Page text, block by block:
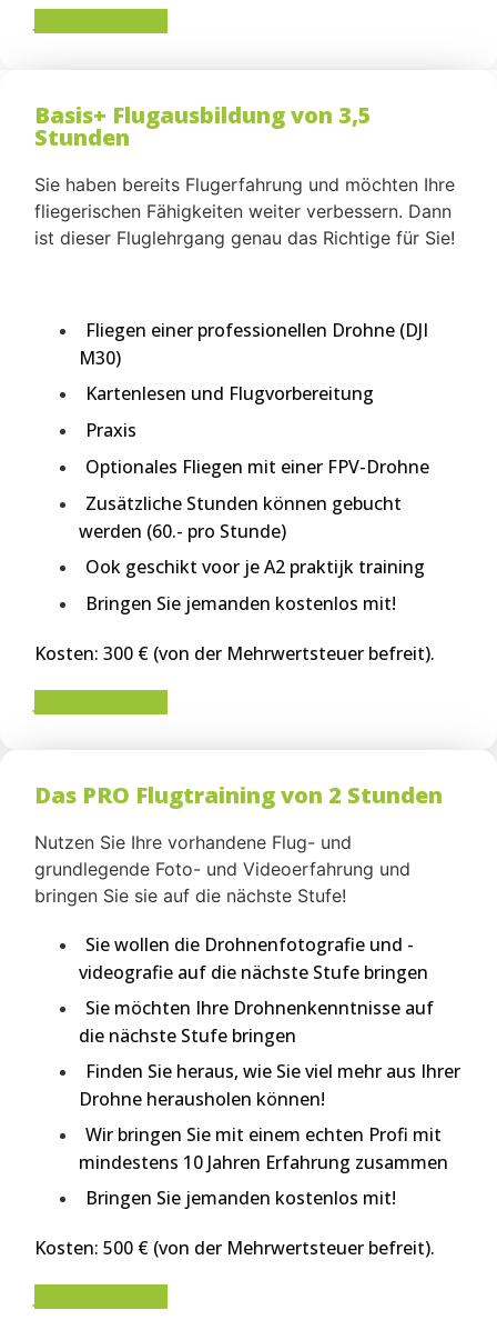
Basis+ Flugausbildung von 3,5
Stunden
Sie haben bereits Flugerfahrung und möchten Ihre
fliegerischen Fähigkeiten weiter verbessern. Dann
ist dieser Fluglehrgang genau das Richtige für Sie!
Fliegen einer professionellen Drohne (DJI
M30)
Kartenlesen und Flugvorbereitung
Praxis
Optionales Fliegen mit einer FPV-Drohne
Zusätzliche Stunden können gebucht
werden (60.- pro Stunde)
Ook geschikt voor je A2 praktijk training
Bringen Sie jemanden kostenlos mit!
Kosten:300 € (von der Mehrwertsteuer befreit).
Das PRO Flugtraining von 2 Stunden
Nutzen Sie Ihre vorhandene Flug- und
grundlegende Foto- und Videoerfahrung und
bringen Sie sie auf die nächste Stufe!
Sie wollen die Drohnenfotografie und -
videografie auf die nächste Stufe bringen
Sie möchten Ihre Drohnenkenntnisse auf
die nächste Stufe bringen
Finden Sie heraus, wie Sie viel mehr aus Ihrer
Drohne herausholen können!
Wir bringen Sie mit einem echten Profi mit
mindestens 10 Jahren Erfahrung zusammen
Bringen Sie jemanden kostenlos mit!
Kosten:500 € (von der Mehrwertsteuer befreit).